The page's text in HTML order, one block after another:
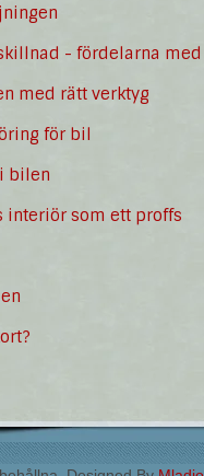
- fördelarna
med rätt verktyg
för bil
bilen
som ett proffs